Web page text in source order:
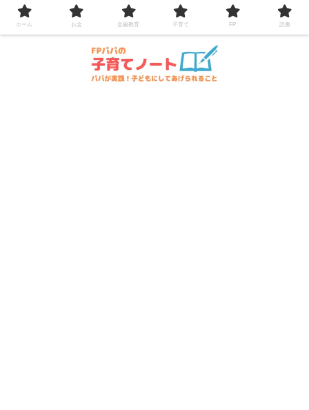
コンテンツへスキップ
ホーム お金 金融教育 子育て FP 読書